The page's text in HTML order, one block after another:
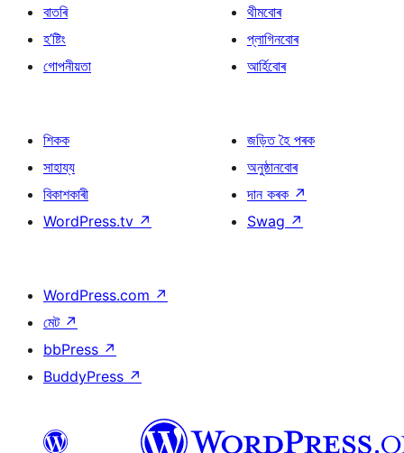
বাতৰি
হ’ষ্টিং
গোপনীয়তা
থীমবোৰ
প্লাগিনবোৰ
আৰ্হিবোৰ
শিকক
সাহায্য
বিকাশকাৰী
WordPress.tv ↗
জড়িত হৈ পৰক
অনুষ্ঠানবোৰ
দান কৰক ↗
Swag ↗
WordPress.com ↗
মেট ↗
bbPress ↗
BuddyPress ↗